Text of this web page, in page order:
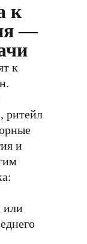
к
—
к
ритейл
и
или